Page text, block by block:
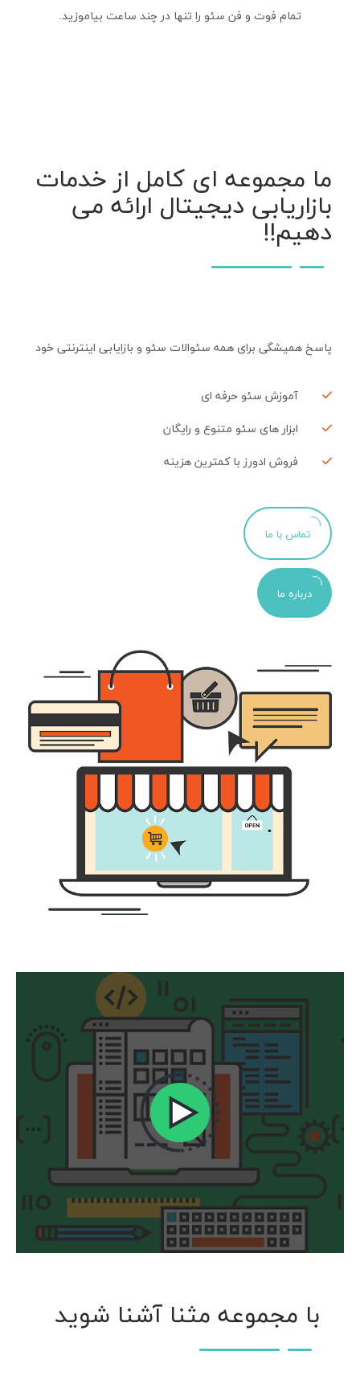
تمام فوت و فن سئو را تنها در چند ساعت بیاموزید.
ما مجموعه ای کامل از خدمات
بازاریابی دیجیتال ارائه می
دهیم!!
پاسخ همیشگی برای همه سئوالات سئو و بازایابی اینترنتی خود
آموزش سئو حرفه ای
ابزار های سئو متنوع و رایگان
فروش ادورز با کمترین هزینه
تماس با ما
درباره ما
با مجموعه مثنا آشنا شوید